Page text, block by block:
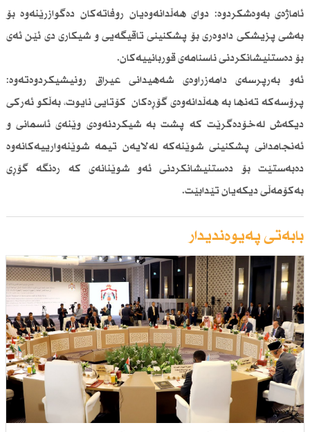
ئاماژەی بەوەشكردوە: دوای هەڵدانەوەیان روفاتەكان دەگوازرێنەوە بۆ
بەشی پزیشكی دادوەری بۆ پشكنینی تاقیگەیی و شیكاری دی ئێن ئەی
بۆ دەستنیشانكردنی ناسنامەی قوربانییەكان.
ئەو بەرپرسەی دامەزراوەی شەهیدانی عیراق رونیشیكردوەتەوە:
پرۆسەكە تەنها بە هەڵدانەوەی گۆڕەكان كۆتایی نایوت، بەڵكو ئەركی
دیكەش لەخۆدەگرێت كە پشت بە شیكردنەوەی وێنەی ئاسمانی و
ئەنجامدانی پشكنینی شوێنەكە لەلایەن تیمە شوێنەوارییەكانەوە
دەبەستێت بۆ دەستنیشانكردنی ئەو شوێنانەی كە رەنگە گۆڕی
بەكۆمەڵی دیكەیان تێدابێت.
بابەتی پەیوەندیدار